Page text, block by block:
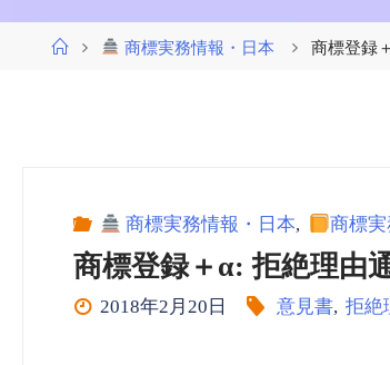
ホ
商標実務情報・日本 商標登録
商標実務情報・日本, 商標実
商標登録＋α: 拒絶理由
2018年2月20日 意見書, 拒絶